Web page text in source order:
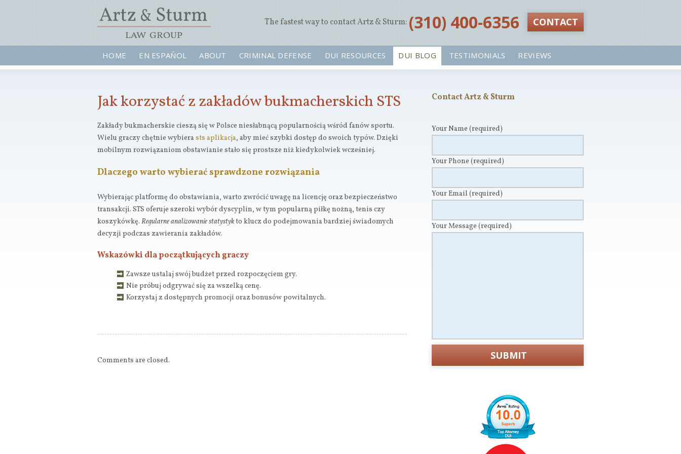
The fastest way to contact Artz & Sturm:‪(310) 400-6356‬ CONTACT
HOME EN ESPAÑOL ABOUT CRIMINAL DEFENSE DUI RESOURCES DUI BLOG TESTIMONIALS REVIEWS
Jak korzystać z zakładów bukmacherskich STS
Zakłady bukmacherskie cieszą się w Polsce niesłabnącą popularnością wśród fanów sportu.
Wielu graczy chętnie wybiera sts aplikacja, aby mieć szybki dostęp do swoich typów. Dzięki
mobilnym rozwiązaniom obstawianie stało się prostsze niż kiedykolwiek wcześniej.
Dlaczego warto wybierać sprawdzone rozwiązania
Wybierając platformę do obstawiania, warto zwrócić uwagę na licencję oraz bezpieczeństwo
transakcji. STS oferuje szeroki wybór dyscyplin, w tym popularną piłkę nożną, tenis czy
koszykówkę. Regularne analizowanie statystykto klucz do podejmowania bardziej świadomych
decyzji podczas zawierania zakładów.
Wskazówki dla początkujących graczy
Zawsze ustalaj swój budżet przed rozpoczęciem gry.
Nie próbuj odgrywać się za wszelką cenę.
Korzystaj z dostępnych promocji oraz bonusów powitalnych.
Comments are closed.
Contact Artz & Sturm
Your Name (required)
Your Phone (required)
Your Email (required)
Your Message (required)